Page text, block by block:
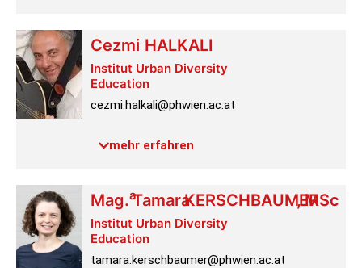
Cezmi HALKALI
Institut Urban Diversity
Education
cezmi.halkali@phwien.ac.at
Link PH-Online
mehr erfahren
Mag.aTamaraKERSCHBAUMER
,MSc
Institut Urban Diversity
Education
tamara.kerschbaumer@phwien.ac.at